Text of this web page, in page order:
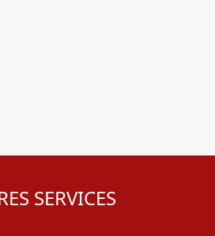
SERVICES